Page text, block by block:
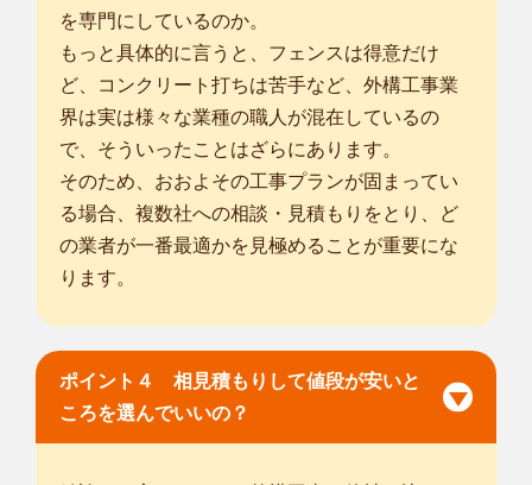
を専門にしているのか。
もっと具体的に言うと、フェンスは得意だけ
ど、コンクリート打ちは苦手など、外構工事業
界は実は様々な業種の職人が混在しているの
で、そういったことはざらにあります。
そのため、おおよその工事プランが固まってい
る場合、複数社への相談・見積もりをとり、ど
の業者が一番最適かを見極めることが重要にな
ります。
ポイント４ 相見積もりして値段が安いと
ころを選んでいいの？